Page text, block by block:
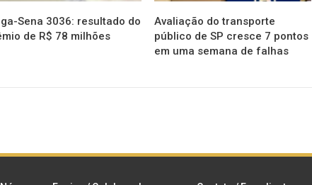
Sena 3036: resultado do
de R$ 78 milhões
Avaliação do transporte
público de SP cresce 7 pontos
em uma semana de falhas